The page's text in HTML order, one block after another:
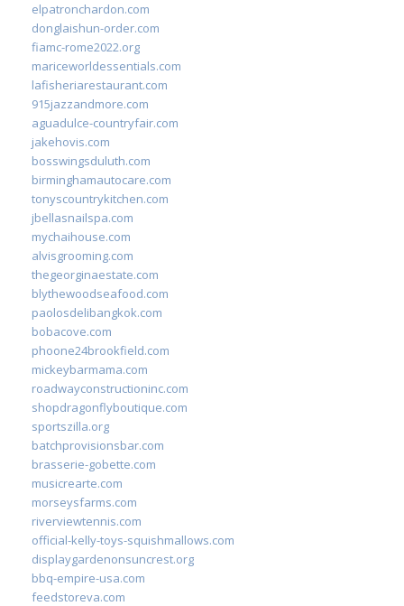
elpatronchardon.com
donglaishun-order.com
fiamc-rome2022.org
mariceworldessentials.com
lafisheriarestaurant.com
915jazzandmore.com
aguadulce-countryfair.com
jakehovis.com
bosswingsduluth.com
birminghamautocare.com
tonyscountrykitchen.com
jbellasnailspa.com
mychaihouse.com
alvisgrooming.com
thegeorginaestate.com
blythewoodseafood.com
paolosdelibangkok.com
bobacove.com
phoone24brookfield.com
mickeybarmama.com
roadwayconstructioninc.com
shopdragonflyboutique.com
sportszilla.org
batchprovisionsbar.com
brasserie-gobette.com
musicrearte.com
morseysfarms.com
riverviewtennis.com
official-kelly-toys-squishmallows.com
displaygardenonsuncrest.org
bbq-empire-usa.com
feedstoreva.com